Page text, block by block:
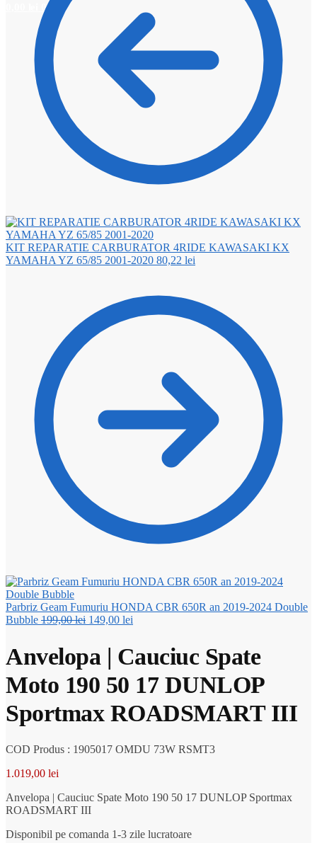
0
KIT REPARATIE CARBURATOR 4RIDE KAWASAKI KX
YAMAHA YZ 65/85 2001-2020 80,22 lei
Parbriz Geam Fumuriu HONDA CBR 650R an 2019-2024 Double
Bubble 199,00lei Prețul
fost:
199,00 lei.
149,00 lei
149,00 lei.
Anvelopa | Cauciuc Spate
Moto 190 50 17 DUNLOP
Sportmax ROADSMART III
COD Produs : 1905017 OMDU 73W RSMT3
1.019,00 lei
Anvelopa | Cauciuc Spate Moto 190 50 17 DUNLOP Sportmax
ROADSMART III
Disponibil pe comanda 1-3 zile lucratoare